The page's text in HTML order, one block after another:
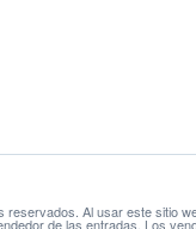
Al usar este sitio
de las entradas. Los